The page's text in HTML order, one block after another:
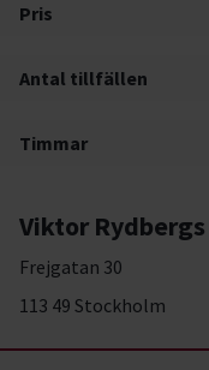
Pris
Antal tillfällen
Timmar
Viktor
Frejgatan 30
113 49 Stockholm